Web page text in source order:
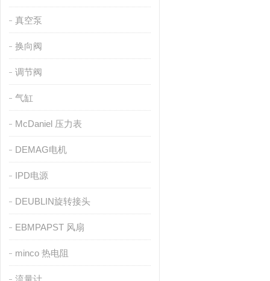
真空泵
换向阀
调节阀
气缸
McDaniel 压力表
DEMAG电机
IPD电源
DEUBLIN旋转接头
EBMPAPST 风扇
minco 热电阻
流量计